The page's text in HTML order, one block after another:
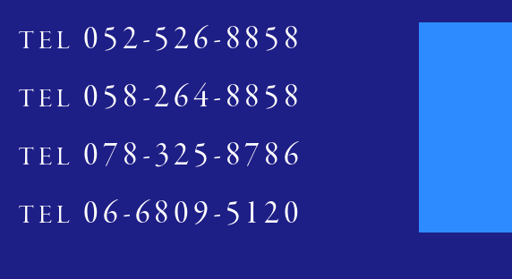
TEL 052-526-8858
TEL 058-264-8858
TEL 078-325-8786
TEL 06-6809-5120